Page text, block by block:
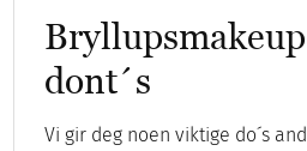
dont´s
Vi gir deg noen viktige do´s